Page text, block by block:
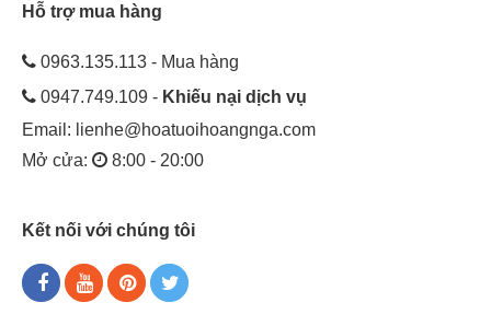
Hỗ trợ mua hàng
0963.135.113 - Mua hàng
0947.749.109 - Khiếu nại dịch vụ
Email: lienhe@hoatuoihoangnga.com
Mở cửa:
8:00 - 20:00
Kết nối với chúng tôi